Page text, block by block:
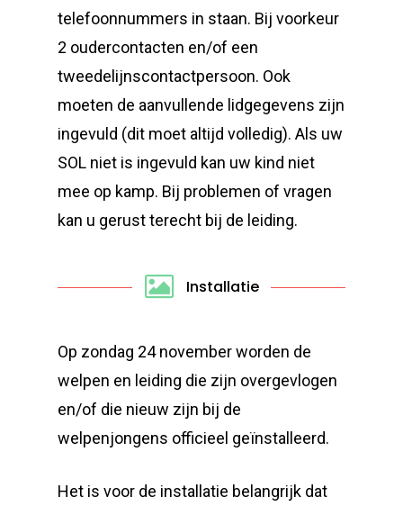
telefoonnummers in staan. Bij voorkeur
2 oudercontacten en/of een
tweedelijnscontactpersoon. Ook
moeten de aanvullende lidgegevens zijn
ingevuld (dit moet altijd volledig). Als uw
SOL niet is ingevuld kan uw kind niet
mee op kamp. Bij problemen of vragen
kan u gerust terecht bij de leiding.
Installatie
Op zondag 24 november worden de
welpen en leiding die zijn overgevlogen
en/of die nieuw zijn bij de
welpenjongens officieel geïnstalleerd.
Het is voor de installatie belangrijk dat